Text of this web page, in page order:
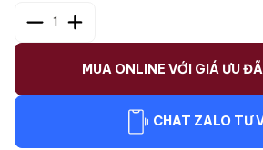
1
MUA ONLINE VỚI GIÁ ƯU
CHAT ZALO TƯ